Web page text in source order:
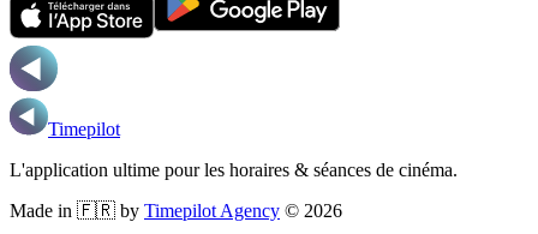
Timepilot
L'application ultime pour les horaires & séances de cinéma.
Made in 🇫🇷 by Timepilot Agency © 2026